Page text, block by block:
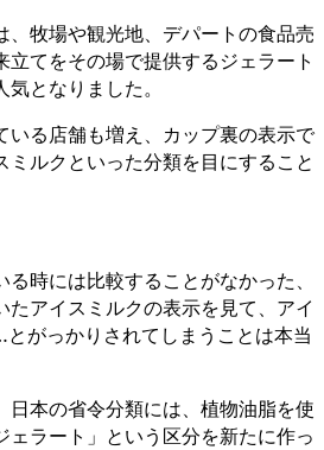
、牧場や観光地、デパートの食品売
立てをその場で提供するジェラート
となりました。
いる店舗も増え、カップ裏の表示で
ミルクといった分類を目にすること
時には比較することがなかった、
たアイスミルクの表示を見て、アイ
がっかりされてしまうことは本当
日本の省令分類には、植物油脂を使
ェラート」という区分を新たに作っ